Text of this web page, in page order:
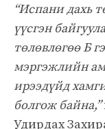
“Испани дахь
үүсгэн
төлөвлөгөө Б
мэргэжлийн
ирээдүйд
болгож байна,”
Удирдах